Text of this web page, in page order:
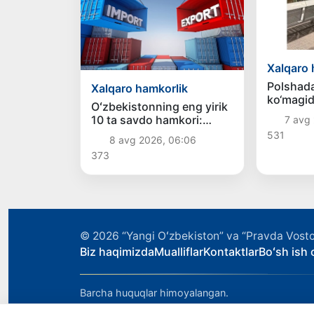
Xalqaro hamkorlik
Oʻzbekistonning eng yirik
10 ta savdo hamkori:
Xitoy — 9,5 mlrd, Rossiya
— 7 mlrd dollar
8 avg 2026, 06:06
373
Xalqaro
7 avg
531
© 2026 “Yangi Oʻzbekiston” va “Pravda
Biz haqimizdaMualliflarKontaktlarBoʻsh ish
Barcha huquqlar himoyalangan.